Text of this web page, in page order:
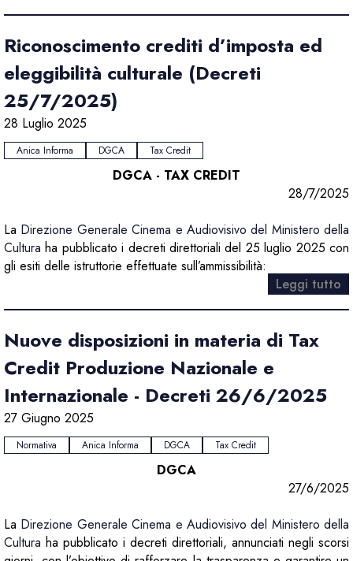
Riconoscimento crediti d’imposta ed
eleggibilità culturale (Decreti
25/7/2025)
28 Luglio 2025
Anica Informa DGCA Tax Credit
DGCA - TAX CREDIT
28/7/2025
La Direzione Generale Cinema e Audiovisivo del Ministero della
Cultura ha pubblicato i decreti direttoriali del 25 luglio 2025 con
gli esiti delle istruttorie effettuate sull’ammissibilità:
Leggi tutto
Nuove disposizioni in materia di Tax
Credit Produzione Nazionale e
Internazionale - Decreti 26/6/2025
27 Giugno 2025
Normativa Anica Informa DGCA Tax Credit
DGCA
27/6/2025
La Direzione Generale Cinema e Audiovisivo del Ministero della
Cultura ha pubblicato i decreti direttoriali, annunciati negli scorsi